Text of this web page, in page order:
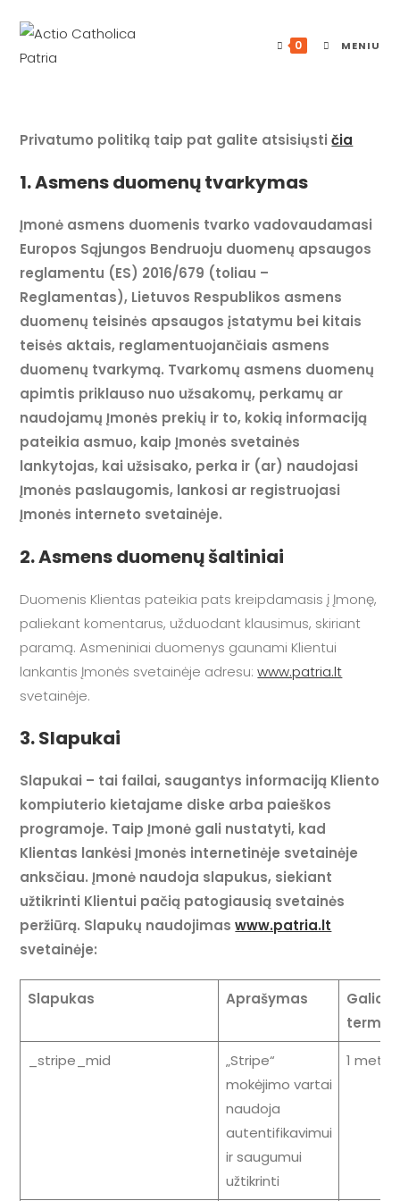
content
0 MENIU
Privatumo politiką taip pat galite atsisiųstičia
1. Asmens duomenų tvarkymas
Įmonė asmens duomenis tvarko vadovaudamasi
Europos Sąjungos Bendruoju duomenų apsaugos
reglamentu (ES) 2016/679 (toliau –
Reglamentas), Lietuvos Respublikos asmens
duomenų teisinės apsaugos įstatymu bei kitais
teisės aktais, reglamentuojančiais asmens
duomenų tvarkymą. Tvarkomų asmens duomenų
apimtis priklauso nuo užsakomų, perkamų ar
naudojamų Įmonės prekių ir to, kokią informaciją
pateikia asmuo, kaip Įmonės svetainės
lankytojas, kai užsisako, perka ir (ar) naudojasi
Įmonės paslaugomis, lankosi ar registruojasi
Įmonės interneto svetainėje.
2. Asmens duomenų šaltiniai
Duomenis Klientas pateikia pats kreipdamasis į Įmonę,
paliekant komentarus, užduodant klausimus, skiriant
paramą. Asmeniniai duomenys gaunami Klientui
lankantis Įmonės svetainėje adresu:www.patria.lt
svetainėje.
3. Slapukai
Slapukai – tai failai, saugantys informaciją Kliento
kompiuterio kietajame diske arba paieškos
programoje. Taip Įmonė gali nustatyti, kad
Klientas lankėsi Įmonės internetinėje svetainėje
anksčiau. Įmonė naudoja slapukus, siekiant
užtikrinti Klientui pačią patogiausią svetainės
peržiūrą. Slapukų naudojimaswww.patria.lt
svetainėje:
Slapukas Aprašymas
_stripe_mid
„Stripe“
mokėjimo vartai
naudoja
autentifikavimui
ir saugumui
užtikrinti
1 metai